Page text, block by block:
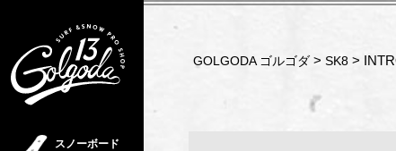
スノーボード
GOLGODA ゴルゴダ SK8